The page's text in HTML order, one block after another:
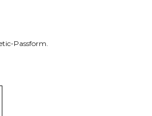
Passform.